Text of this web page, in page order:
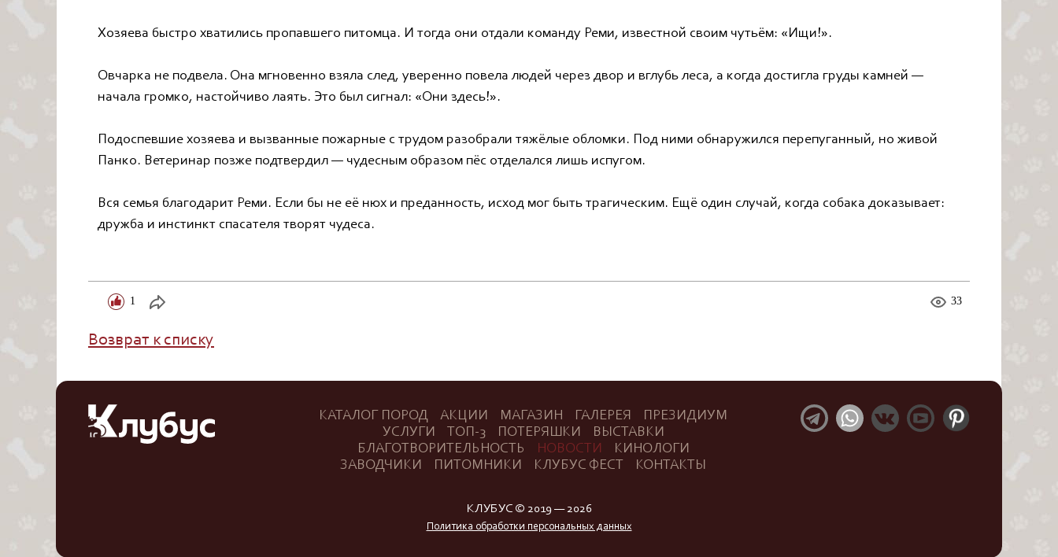
Хозяева быстро хватились пропавшего питомца. И тогда они отдали команду Реми, известной своим чутьём: «Ищи!».
Овчарка не подвела. Она мгновенно взяла след, уверенно повела людей через двор и вглубь леса, а когда достигла груды камней —
начала громко, настойчиво лаять. Это был сигнал: «Они здесь!».
Подоспевшие хозяева и вызванные пожарные с трудом разобрали тяжёлые обломки. Под ними обнаружился перепуганный, но живой
Панко. Ветеринар позже подтвердил — чудесным образом пёс отделался лишь испугом.
Вся семья благодарит Реми. Если бы не её нюх и преданность, исход мог быть трагическим. Ещё один случай, когда собака доказывает:
дружба и инстинкт спасателя творят чудеса.
1 33
Возврат к списку
КАТАЛОГ ПОРОД АКЦИИ МАГАЗИН ГАЛЕРЕЯ
ПРЕЗИДИУМ
УСЛУГИ
ТОП-3 ПОТЕРЯШКИ
ВЫСТАВКИ
БЛАГОТВОРИТЕЛЬНОСТЬ
НОВОСТИ
КИНОЛОГИ
ЗАВОДЧИКИ
ПИТОМНИКИ КЛУБУС ФЕСТ КОНТАКТЫ
КЛУБУС © 2019 — 2026
Политика обработки персональных данных